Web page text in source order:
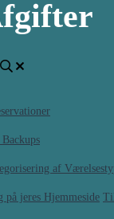
af
på jeres Hjemmeside